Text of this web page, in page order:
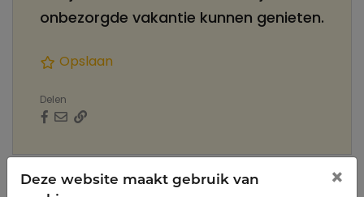
onbezorgde vakantie kunnen genieten.
Opslaan
Delen
Omschrijving Contact Routes vlakbij
Deze website maakt gebruik van
×